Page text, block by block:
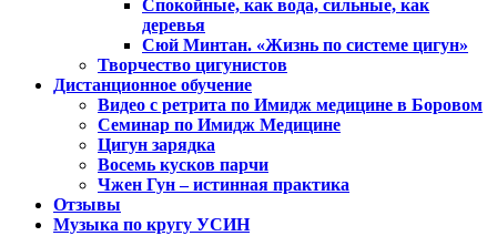
Спокойные, как вода, сильные, как
деревья
Сюй Минтан. «Жизнь по системе цигун»
Творчество цигунистов
Дистанционное обучение
Видео с ретрита по Имидж медицине в Боровом
Семинар по Имидж Медицине
Цигун зарядка
Восемь кусков парчи
Чжен Гун – истинная практика
Отзывы
Музыка по кругу УСИН